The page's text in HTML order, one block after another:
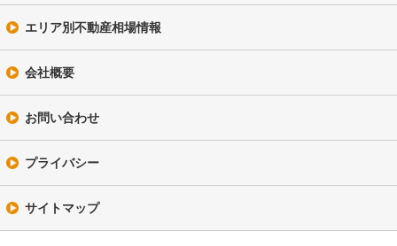
エリア別不動産相場情報
会社概要
お問い合わせ
プライバシー
サイトマップ